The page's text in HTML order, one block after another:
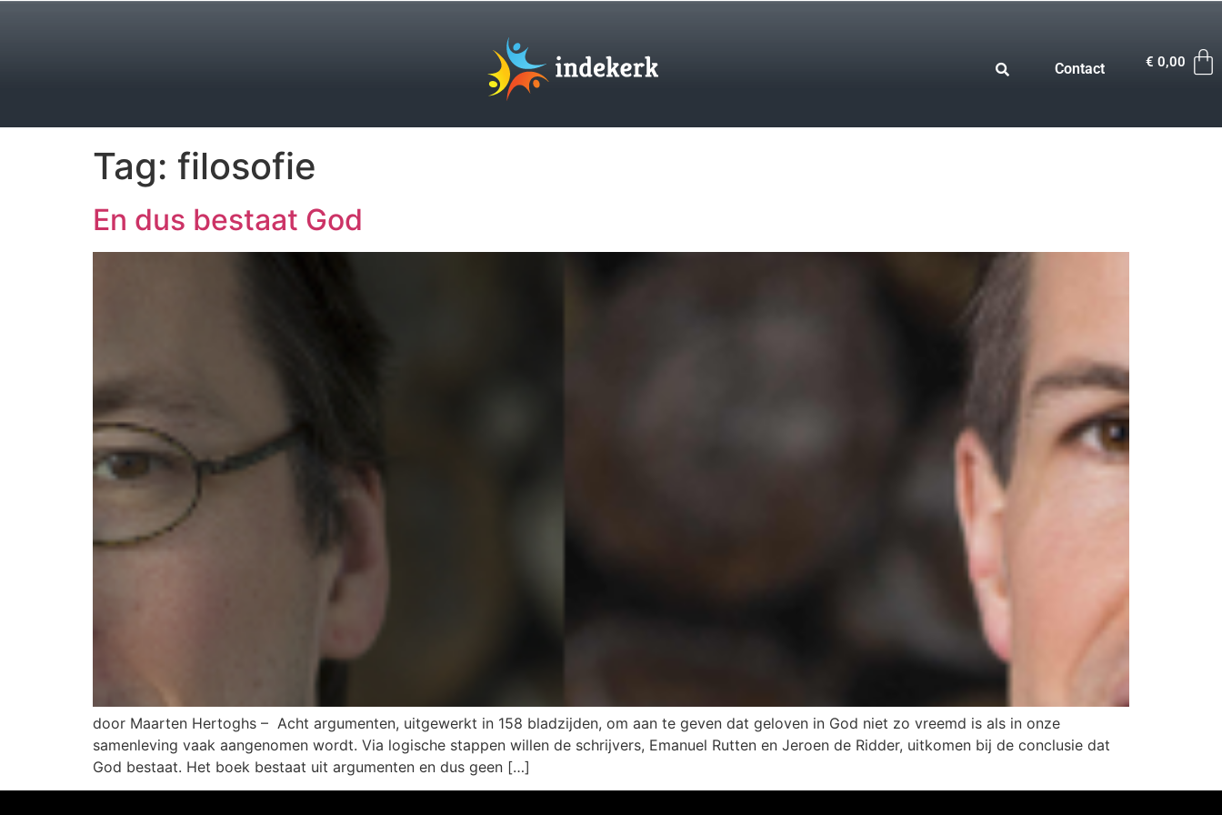
Contact € 0,00
Tag: filosofie
En dus bestaat God
door Maarten Hertoghs – Acht argumenten, uitgewerkt in 158 bladzijden, om aan te geven dat geloven in God niet zo vreemd is als in onze
samenleving vaak aangenomen wordt. Via logische stappen willen de schrijvers, Emanuel Rutten en Jeroen de Ridder, uitkomen bij de conclusie dat
God bestaat. Het boek bestaat uit argumenten en dus geen […]